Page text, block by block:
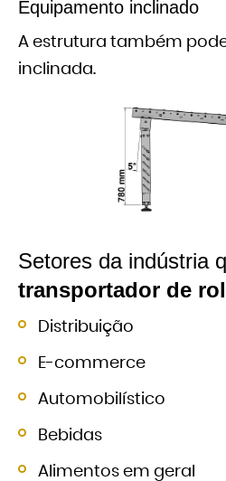
Equipamento inclinado
A estrutura também
inclinada.
Setores da indústria
transportador de
Distribuição
E-commerce
Automobilístico
Bebidas
Alimentos em geral